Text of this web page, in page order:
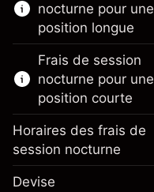
En savoir plus sur :
CFD
Knock-outs
nocturne pour une
position longue
Marge. Votre
investissement
Frais de session
nocturne pour une
position courte
Horaires des frais de
session nocturne
Devise